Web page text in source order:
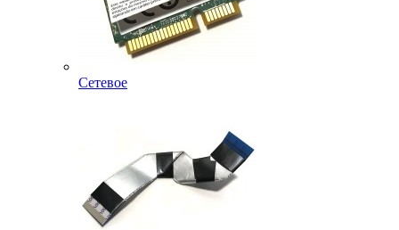
Сетевое